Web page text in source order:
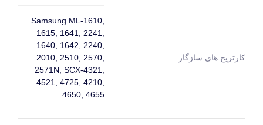
کارتریج های سازگار
Samsung ML-1610,
1615, 1641, 2241,
1640, 1642, 2240,
2010, 2510, 2570,
2571N, SCX-4321,
4521, 4725, 4210,
4650, 4655